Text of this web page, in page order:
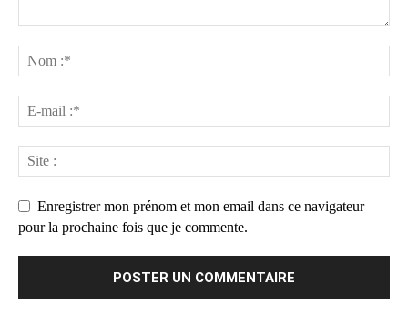
Enregistrer mon prénom et mon email dans ce navigateur
pour la prochaine fois que je commente.